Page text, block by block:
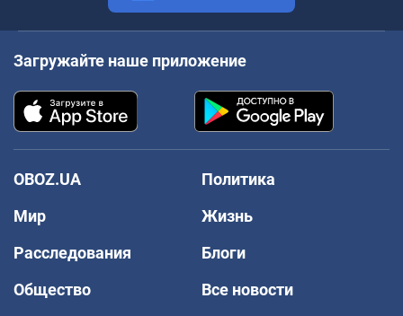
Загружайте наше приложение
OBOZ.UA
Политика
Мир
Жизнь
Расследования
Блоги
Общество
Все новости